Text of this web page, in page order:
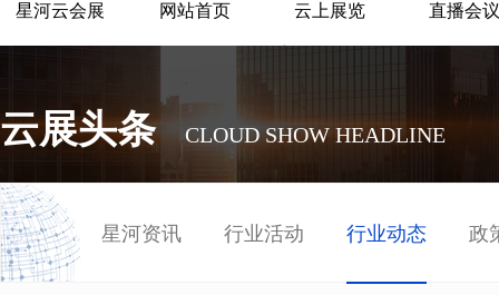
星河云会展 网站首页 云上展览 直播会议
云展头条 CLOUD SHOW HEADLINE
星河资讯 行业活动 行业动态 政